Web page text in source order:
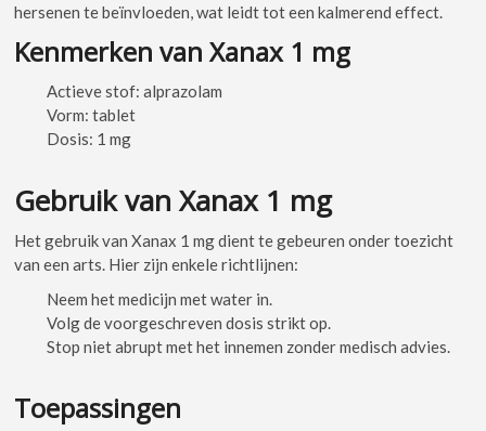
hersenen te beïnvloeden, wat leidt tot een kalmerend effect.
Kenmerken van Xanax 1 mg
Actieve stof: alprazolam
Vorm: tablet
Dosis: 1 mg
Gebruik van Xanax 1 mg
Het gebruik van Xanax 1 mg dient te gebeuren onder toezicht
van een arts. Hier zijn enkele richtlijnen:
Neem het medicijn met water in.
Volg de voorgeschreven dosis strikt op.
Stop niet abrupt met het innemen zonder medisch advies.
Toepassingen